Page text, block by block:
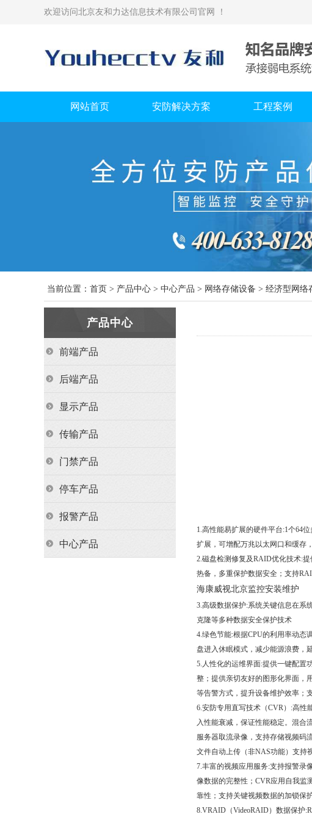
欢迎访问北京友和力达信息技术有限公司官网 ！
网站首页 安防解决方案 工程案例
当前位置： 首页 > 产品中心 > 中心产品 > 网络存储设备 > 经济型网络
产品中心
前端产品
后端产品
显示产品
传输产品
门禁产品
停车产品
报警产品
中心产品
1.高性能易扩展的硬件平台:1个64
扩展，可增配万兆以太网口和缓存
2.磁盘检测修复及RAID优化技术:
热备，多重保护数据安全；支持
海康威视北京监控安装维护
3.高级数据保护:系统关键信息在系
克隆等多种数据安全保护技术
4.绿色节能:根据CPU的利用率动态
盘进入休眠模式，减少能源浪费，
5.人性化的运维界面:提供一键配置
整；提供亲切友好的图形化界面，
等告警方式，提升设备维护效率；
6.安防专用直写技术（CVR）:高性
入性能衰减，保证性能稳定。混合
服务器取流录像，支持存储视频码
文件自动上传（非NAS功能）支持
7.丰富的视频应用服务:支持报警录
像数据的完整性；CVR应用自我监
靠性；支持关键视频数据的加锁保
8.VRAID（VideoRAID）数据保护